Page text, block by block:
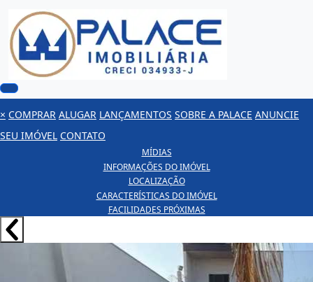
× COMPRAR ALUGAR LANÇAMENTOS SOBRE A PALACE ANUNCIE
SEU IMÓVEL CONTATO
MÍDIAS
INFORMAÇÕES DO IMÓVEL
LOCALIZAÇÃO
CARACTERÍSTICAS DO IMÓVEL
FACILIDADES PRÓXIMAS